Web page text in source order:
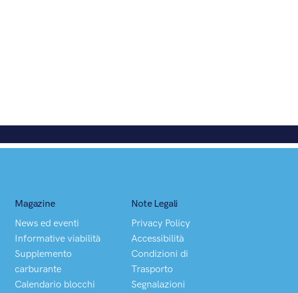
Magazine
News ed eventi
Informative viabilità
Supplemento
carburante
Calendario blocchi
Note Legali
Privacy Policy
Accessibilità
Condizioni di
Trasporto
Segnalazioni